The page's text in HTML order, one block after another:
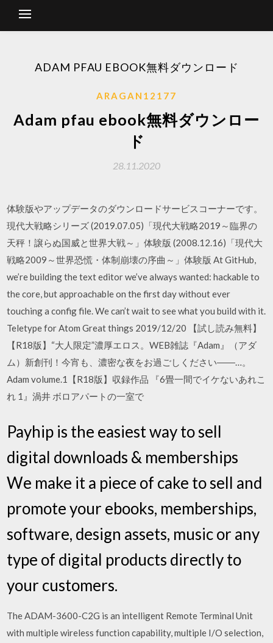
ADAM PFAU EBOOK無料ダウンロード
ARAGAN12177
Adam pfau ebook無料ダウンロー
ド
28.11.2020
体験版やアップデータのダウンロードサービスコーナーです。
現代大戦略シリーズ (2019.07.05)「現代大戦略2019～臨界の
天秤！譲らぬ国威と世界大戦～」体験版 (2008.12.16)「現代大
戦略2009～世界恐慌・体制崩壊の序曲～」体験版 At GitHub,
we’re building the text editor we’ve always wanted: hackable to
the core, but approachable on the first day without ever
touching a config file. We can’t wait to see what you build with it.
Teletype for Atom Great things 2019/12/20 【試し読み無料】
【R18版】“大人限定”濃厚エロス。WEB雑誌『Adam』（アダ
ム）新創刊！今宵も、濃密な夜をお過ごしください――…。
Adam volume.1【R18版】収録作品 『6畳一間でイケないあれこ
れ 1』渦井 ボロアパートの一室で
Payhip is the easiest way to sell
digital downloads & memberships
We make it a piece of cake to sell and
promote your ebooks, memberships,
software, design assets, music or any
type of digital products directly to
your customers.
The ADAM-3600-C2G is an intelligent Remote Terminal Unit
with multiple wireless function capability, multiple I/O selection,